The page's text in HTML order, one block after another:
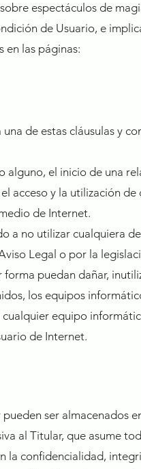
espectáculos de
de Usuario, e
en las páginas:
de estas cláusulas y
alguno, el inicio de una
acceso y la utilización
de Internet.
a no utilizar cualquiera
Legal o por la
puedan dañar,
los equipos
equipo
de Internet.
ser almacenados
al Titular, que asume
la confidencialidad,